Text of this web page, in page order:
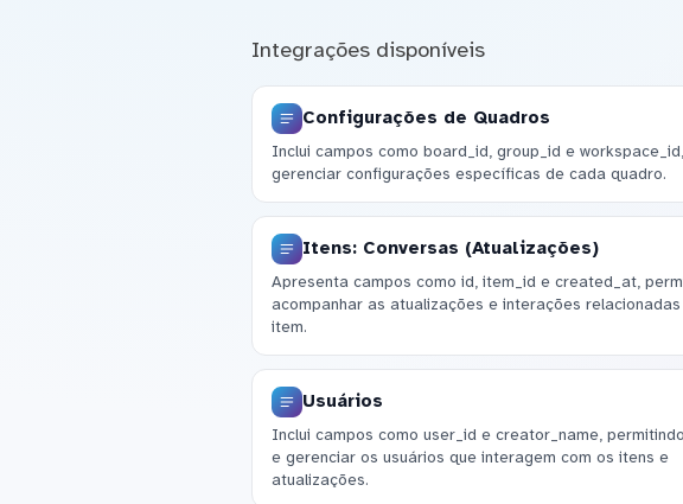
Integrações disponíveis
Configurações de Quadros
Inclui campos como board_id, group_id e
gerenciar configurações específicas de cada quadro.
Itens: Conversas (Atualizações)
Apresenta campos como id, item_id e created_at,
acompanhar as atualizações e interações
item.
Usuários
Inclui campos como user_id e creator_name,
e gerenciar os usuários que interagem com os itens e
atualizações.